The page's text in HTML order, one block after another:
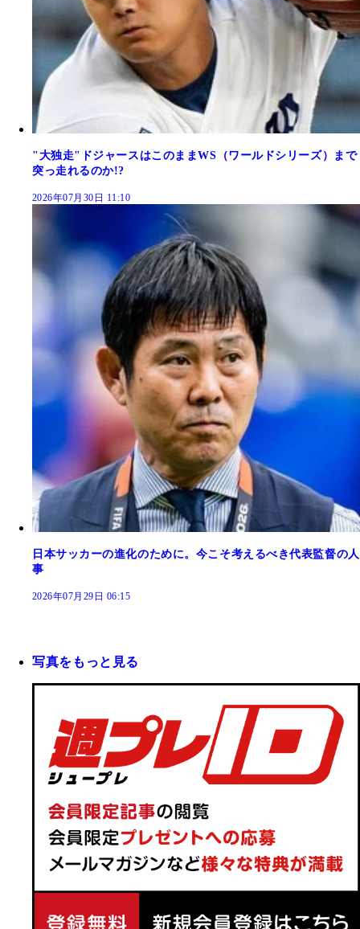
"大独走"ドジャースはこのままWS（ワールドシリーズ）まで
突っ走れるのか!?
2026年07月30日 11:10
日本サッカーの進化のために。今こそ考えるべき代表監督の人
事
2026年07月29日 06:15
写真をもっと見る